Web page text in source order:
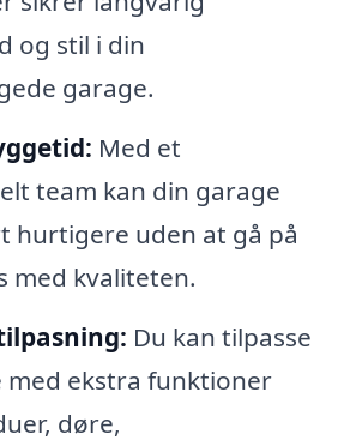
og stil i din
garage.
Med et
team kan din garage
hurtigere uden at gå på
med kvaliteten.
Du kan tilpasse
med ekstra funktioner
døre,